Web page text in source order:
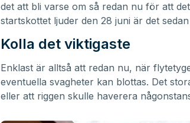
det att bli varse om så redan nu för att
startskottet ljuder den 28 juni är det
Kolla det viktigaste
Enklast är alltså att redan nu, när
eventuella svagheter kan blottas. Det
eller att riggen skulle haverera